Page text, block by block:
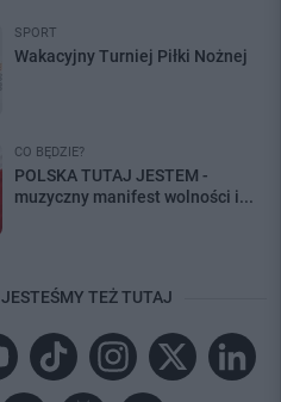
SPORT
Wakacyjny Turniej Piłki Nożnej
CO BĘDZIE?
POLSKA TUTAJ JESTEM -
muzyczny manifest wolności i...
JESTEŚMY TEŻ TUTAJ